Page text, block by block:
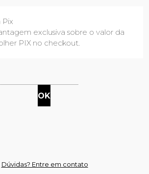
exclusiva sobre o valor da
PIX no checkout.
Dúvidas? Entre em contato